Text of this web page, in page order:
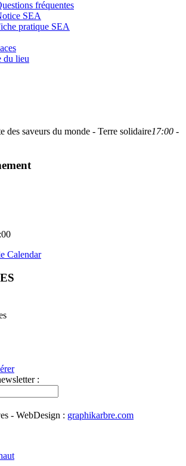
fréquentes
SEA
pratique SEA
du lieu
des saveurs du monde - Terre solidaire17:00 -
Calendar
:
- WebDesign : graphikarbre.com